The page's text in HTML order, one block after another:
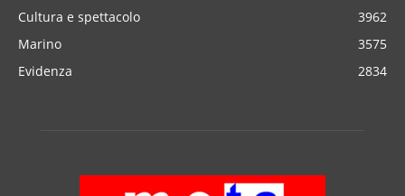
Cultura e spettacolo
3962
Marino
3575
Evidenza
2834